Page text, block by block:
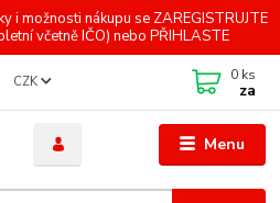
i možnosti nákupu se ZAREGISTRUJTE
včetně IČO) nebo PŘIHLASTE
Menu
CZK 0 ks
za